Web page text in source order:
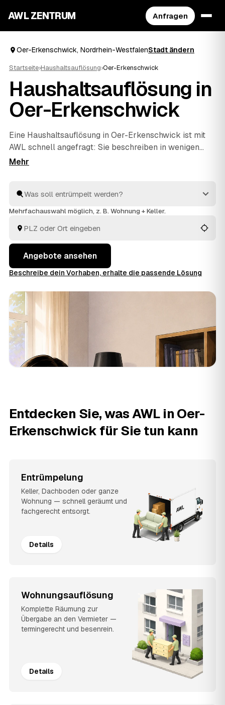
AWL ZENTRUM Anfragen
Oer-Erkenschwick, Nordrhein-WestfalenStadt ändern
Startseite›Haushaltsauflösung›Oer-Erkenschwick
Haushaltsauflösung in
Oer-Erkenschwick
Eine Haushaltsauflösung in Oer-Erkenschwick ist mit
AWL schnell angefragt: Sie beschreiben in wenigen
Klicks, was raus soll, und bekommen dafür Festpreis-
einem Nachlass – die Profis räumen aus, entsorgen
fachgerecht und rechnen verwertbare Gegenstände auf
Sie die Angebote rund um Oer-Erkenschwick bis
DattelnundRecklinghausen
Mehrfachauswahl möglich, z. B. Wohnung + Keller.
Angebote ansehen
Beschreibe dein Vorhaben, erhalte die passende Lösung
Entdecken Sie, was AWL in Oer-
Erkenschwick für Sie tun kann
Entrümpelung
Keller, Dachboden oder ganze
Wohnung — schnell geräumt und
fachgerecht entsorgt.
Details
Wohnungsauflösung
Komplette Räumung zur
Übergabe an den Vermieter —
termingerecht und besenrein.
Details